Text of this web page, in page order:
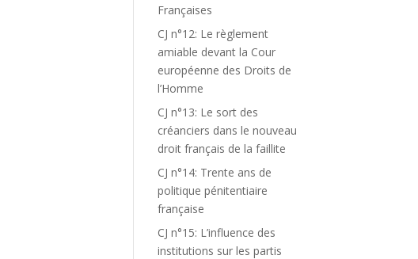
Françaises
CJ n°12: Le règlement
amiable devant la Cour
européenne des Droits de
l’Homme
CJ n°13: Le sort des
créanciers dans le nouveau
droit français de la faillite
CJ n°14: Trente ans de
politique pénitentiaire
française
CJ n°15: L’influence des
institutions sur les partis